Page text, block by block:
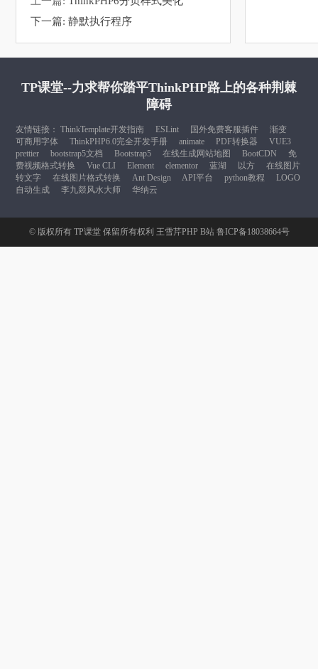
下一篇:静默执行程序
TP课堂--力求帮你踏平ThinkPHP路上的各种荆棘
障碍
友情链接：ThinkTemplate开发指南 ESLint 国外免费客服插件
渐变
可商用字体
ThinkPHP6.0完全开发手册 animate PDF转换器
VUE3
prettier
bootstrap5文档 Bootstrap5 在线生成网站地图 BootCDN
免
费视频格式转换
Vue CLI Element elementor 蓝湖 以方
在线图片
转文字
在线图片格式转换 Ant Design API平台 python教程
LOGO
自动生成
李九燚风水大师 华纳云
© 版权所有 TP课堂保留所有权利 王雪芹PHP B站 鲁ICP备18038664号